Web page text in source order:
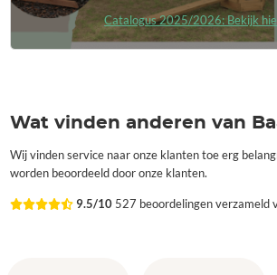
Catalogus 2025/2026: Bekijk
Wat vinden anderen van
Wij vinden service naar onze klanten toe erg
worden beoordeeld door onze klanten.
9.5/10 527 beoordelingen verzameld